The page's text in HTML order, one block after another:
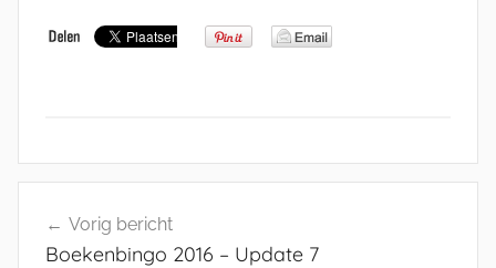
navigatie
Vorig bericht
Boekenbingo 2016 – Update 7